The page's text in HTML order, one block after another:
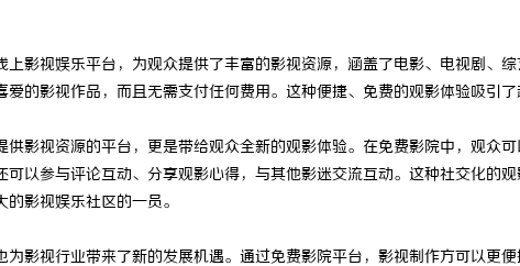
上影视娱乐平台，为观众提供了丰富的影视资源，涵盖了电影、电视剧、
爱的影视作品，而且无需支付任何费用。这种便捷、免费的观影体验吸引了
供影视资源的平台，更是带给观众全新的观影体验。在免费影院中，观众
可以参与评论互动、分享观影心得，与其他影迷交流互动。这种社交化的
影视娱乐社区的一员。
为影视行业带来了新的发展机遇。通过免费影院平台，影视制作方可以更便